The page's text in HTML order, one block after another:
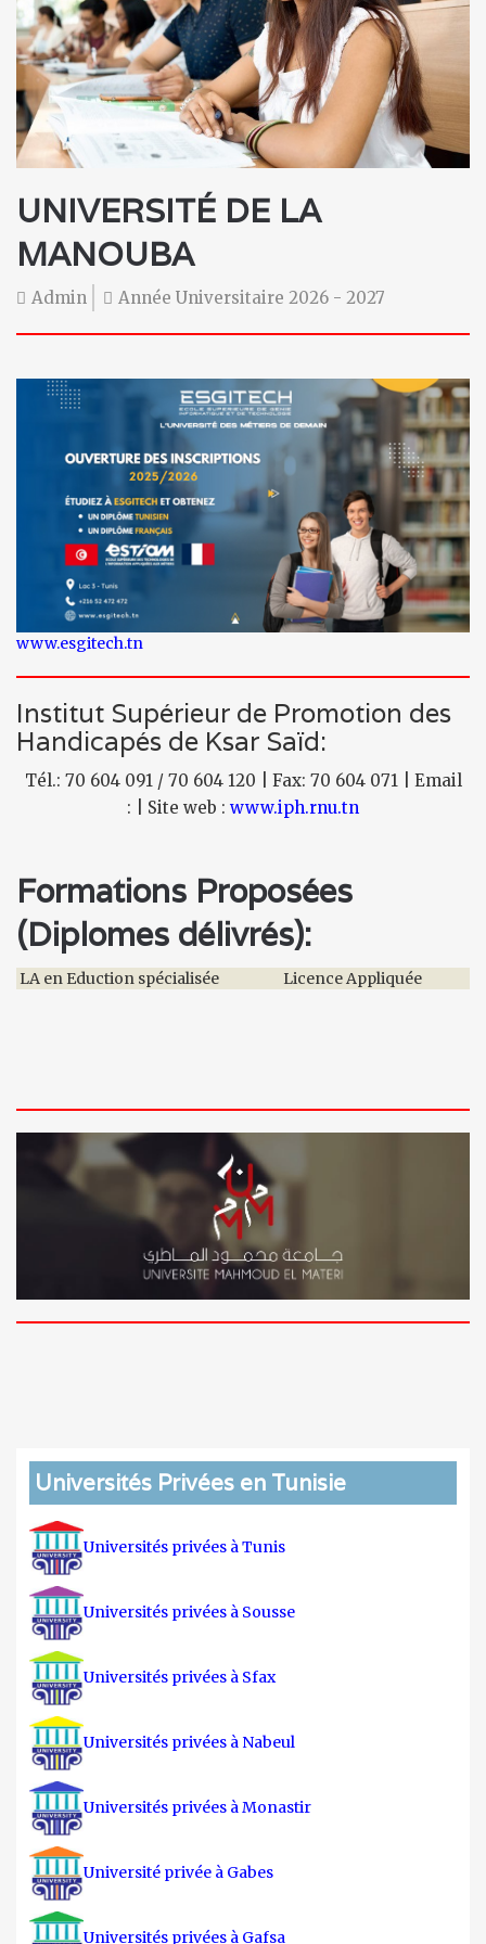
UNIVERSITÉ DE LA
MANOUBA
Admin Année Universitaire 2026 - 2027
www.esgitech.tn
Institut Supérieur de Promotion des
Handicapés de Ksar Saïd:
Tél.: 70 604 091 / 70 604 120 | Fax: 70 604 071 | Email
: | Site web : www.iph.rnu.tn
Formations Proposées
(Diplomes délivrés):
LA en Eduction spécialisée Licence Appliquée
Universités Privées en Tunisie
Universités privées à Tunis
Universités privées à Sousse
Universités privées à Sfax
Universités privées à Nabeul
Universités privées à Monastir
Université privée à Gabes
Universités privées à Gafsa